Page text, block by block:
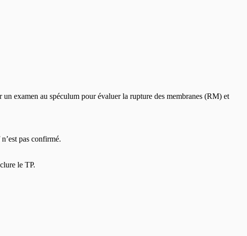
examen au spéculum pour évaluer la rupture des membranes (RM) et
pas confirmé.
le TP.